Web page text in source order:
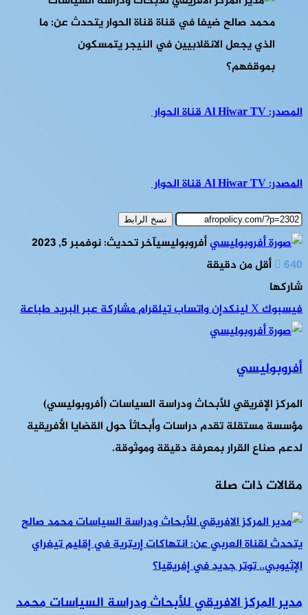
المصدر: Al Hiwar TV قناة الحوار
المصدر: Al Hiwar TV قناة الحوار
نسخ الرابط
أفروبوليسيآخر تحديث: نوفمبر 5, 2023
640
أقل من دقيقة
شاركها
فيسبوك‫Xلينكدإنواتسابتيلقراممشاركة عبر البريدطباعة
أفروبوليسي
المركز الإفريقي للأبحاث ودراسة السياسات (أفروبوليسي)
مؤسسة مستقلة تقدم دراسات وأبحاثاً حول القضايا الأفريقية
لدعم صناع القرار بمعرفة دقيقة وموثوقة.
مقالات ذات صلة
مدير المركز الافريقي للأبحاث ودراسة السياسات محمد